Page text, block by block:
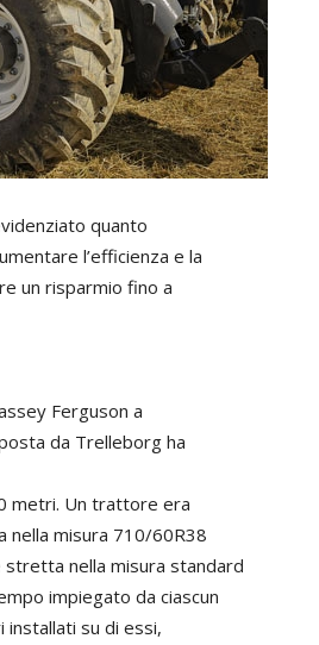
quanto
l’efficienza e la
un risparmio fino a
Ferguson a
da Trelleborg ha
metri. Un trattore era
nella misura 710/60R38
stretta nella misura standard
impiegato da ciascun
su di essi,